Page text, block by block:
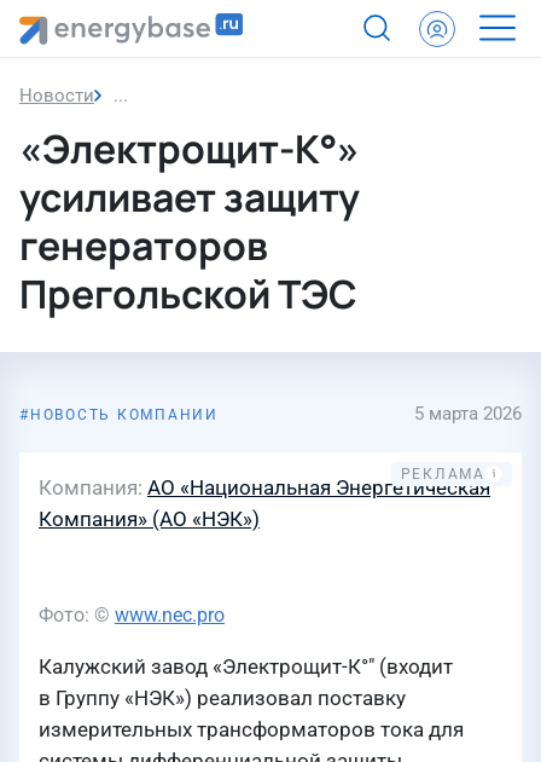
Новости «Электрощит-К°» усиливает защиту
«Электрощит-К°»
усиливает защиту
генераторов
Прегольской ТЭС
НОВОСТЬ КОМПАНИИ 5 марта 2026
Компания АО «Национальная Энергетическая
Компания» (АО «НЭК»)
Фото: © www.nec.pro
Калужский завод «Электрощит-К°" (входит
в Группу «НЭК») реализовал поставку
измерительных трансформаторов тока для